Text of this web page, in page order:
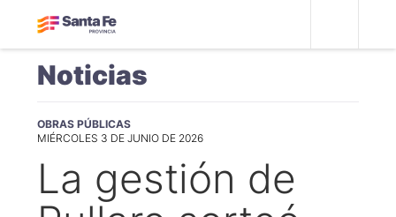
Noticias
OBRAS PÚBLICAS
MIÉRCOLES 3 DE JUNIO DE 2026
La gestión de